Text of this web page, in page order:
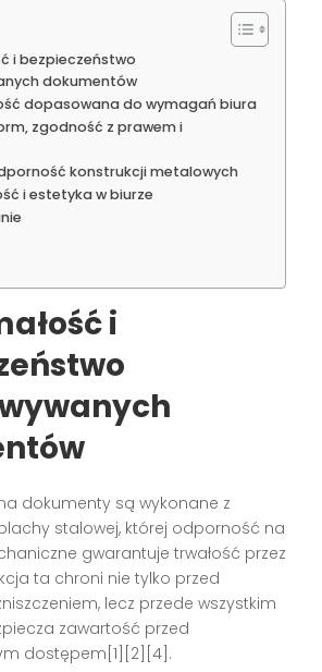
i bezpieczeństwo
dokumentów
dopasowana do wymagań biura
zgodność z prawem i
konstrukcji metalowych
i estetyka w biurze
i
dokumenty są wykonane z
stalowej, której odporność na
gwarantuje trwałość przez
ta chroni nie tylko przed
lecz przede wszystkim
zawartość przed
dostępem[1][2][4].